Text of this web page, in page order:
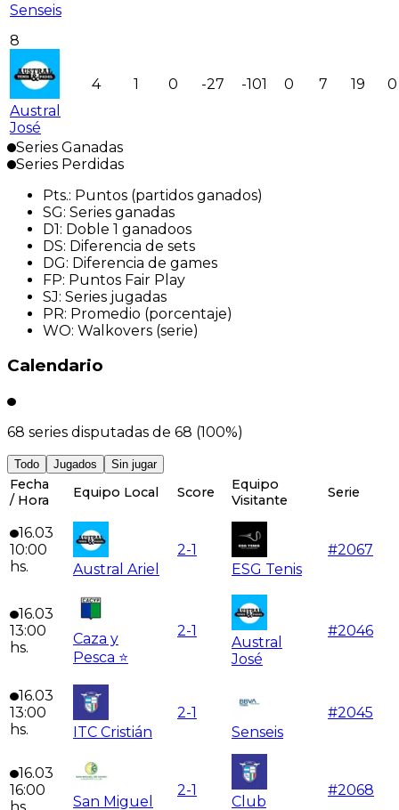
Senseis
8
Austral
José
4 1 0 -27 -101 0 7 19 0
Series Ganadas
Series Perdidas
Pts.: Puntos (partidos ganados)
SG: Series ganadas
D1: Doble 1 ganadoos
DS: Diferencia de sets
DG: Diferencia de games
FP: Puntos Fair Play
SJ: Series jugadas
PR: Promedio (porcentaje)
WO: Walkovers (serie)
Calendario
68 series disputadas de 68 (100%)
Todo Jugados Sin jugar
Fecha
/ Hora
Equipo Local Score
Equipo
Visitante
Serie
16.03
10:00
hs.
Austral Ariel
2-1
ESG Tenis
#2067
16.03
13:00
hs.
Caza y
Pesca ⭐
2-1
Austral
José
#2046
16.03
13:00
hs.
ITC Cristián
2-1
Senseis
#2045
16.03
16:00
San Miguel
2-1
Club
#2068